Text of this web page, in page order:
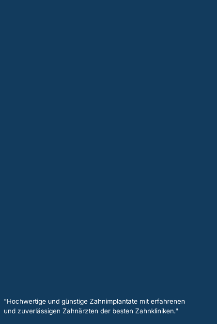
"Hochwertige und günstige Zahnimplantate mit erfahrenen
und zuverlässigen Zahnärzten der besten Zahnkliniken."